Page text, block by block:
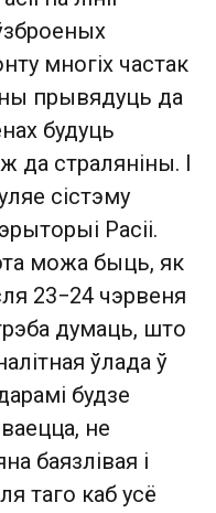
многіх частак
прывядуць да
будуць
страляніны. І
сістэму
Расіі.
можа быць, як
23−24 чэрвеня
думаць, што
ўлада ў
будзе
не
баязлівая і
таго каб усё